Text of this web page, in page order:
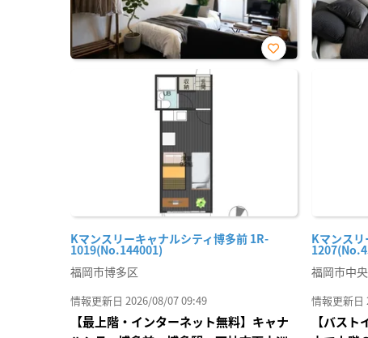
Kマンスリーキャナルシティ博多前 1R-
1019(No.144001)
お気
福岡市博多区
情報更新日 2026/08/07 09:49
【最上階・インターネット無料】キャナ
Kマンス
福岡市中
情報更新日
【バス